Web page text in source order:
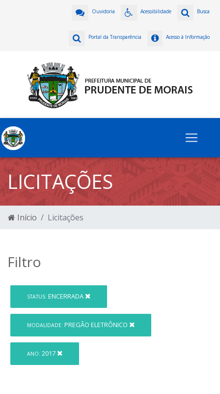
Busca
Acessibilidade
Ouvidoria
Acesso à Informação
Portal da Transparência
LICITAÇÕES
Início Licitações
Filtro
STATUS: ENCERRADA
MODALIDADE: PREGÃO ELETRÔNICO
ANO: 2017